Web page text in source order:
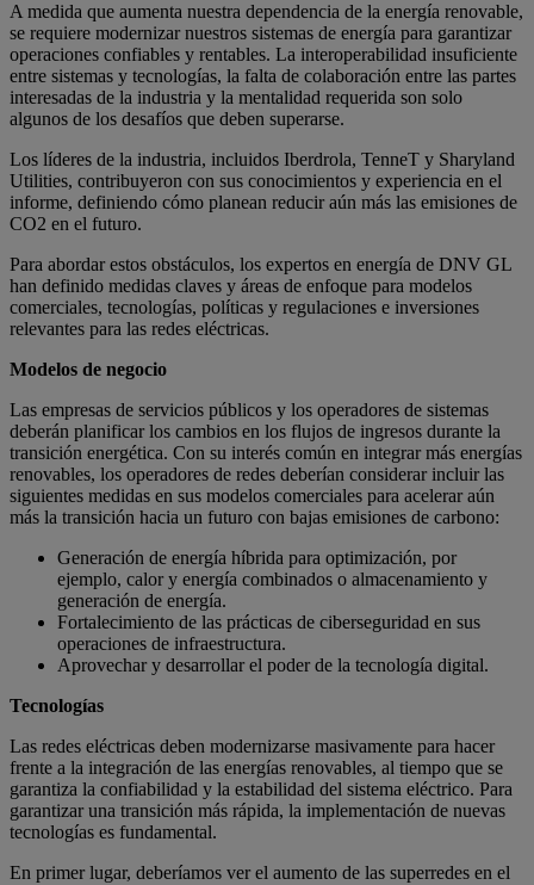
A medida que aumenta nuestra dependencia de la energía renovable,
se requiere modernizar nuestros sistemas de energía para garantizar
operaciones confiables y rentables. La interoperabilidad insuficiente
entre sistemas y tecnologías, la falta de colaboración entre las partes
interesadas de la industria y la mentalidad requerida son solo
algunos de los desafíos que deben superarse.
Los líderes de la industria, incluidos Iberdrola, TenneT y Sharyland
Utilities, contribuyeron con sus conocimientos y experiencia en el
informe, definiendo cómo planean reducir aún más las emisiones de
CO2 en el futuro.
Para abordar estos obstáculos, los expertos en energía de DNV GL
han definido medidas claves y áreas de enfoque para modelos
comerciales, tecnologías, políticas y regulaciones e inversiones
relevantes para las redes eléctricas.
Modelos de negocio
Las empresas de servicios públicos y los operadores de sistemas
deberán planificar los cambios en los flujos de ingresos durante la
transición energética. Con su interés común en integrar más energías
renovables, los operadores de redes deberían considerar incluir las
siguientes medidas en sus modelos comerciales para acelerar aún
más la transición hacia un futuro con bajas emisiones de carbono:
Generación de energía híbrida para optimización, por
ejemplo, calor y energía combinados o almacenamiento y
generación de energía.
Fortalecimiento de las prácticas de ciberseguridad en sus
operaciones de infraestructura.
Aprovechar y desarrollar el poder de la tecnología digital.
Tecnologías
Las redes eléctricas deben modernizarse masivamente para hacer
frente a la integración de las energías renovables, al tiempo que se
garantiza la confiabilidad y la estabilidad del sistema eléctrico. Para
garantizar una transición más rápida, la implementación de nuevas
tecnologías es fundamental.
En primer lugar, deberíamos ver el aumento de las superredes en el